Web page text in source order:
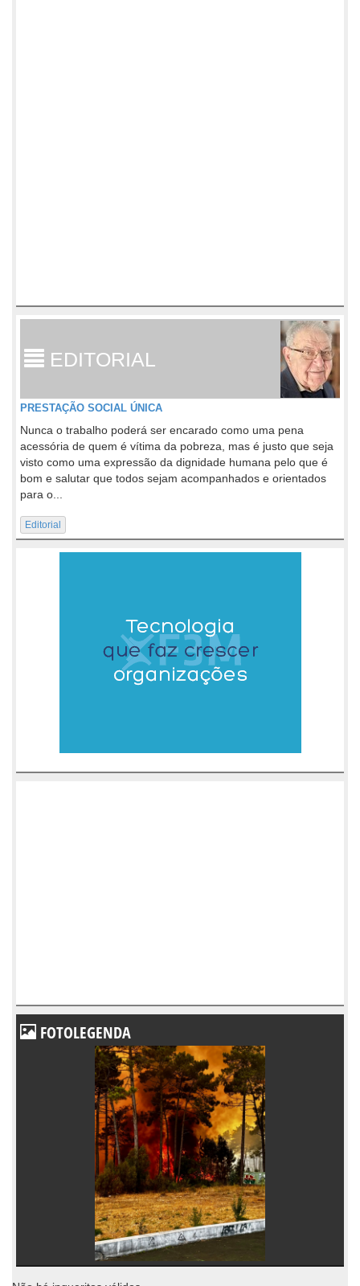
EDITORIAL
PRESTAÇÃO SOCIAL ÚNICA
Nunca o trabalho poderá ser encarado como uma pena
acessória de quem é vítima da pobreza, mas é justo que seja
visto como uma expressão da dignidade humana pelo que é
bom e salutar que todos sejam acompanhados e orientados
para o...
Editorial
FOTOLEGENDA